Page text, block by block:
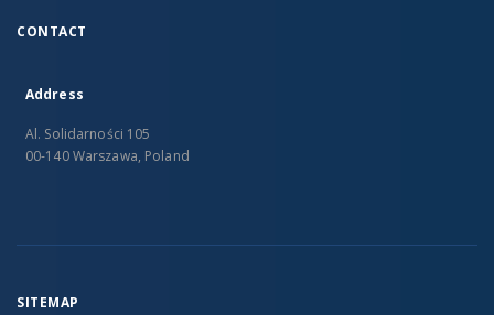
CONTACT
Address
Al. Solidarności 105
00-140 Warszawa, Poland
SITEMAP